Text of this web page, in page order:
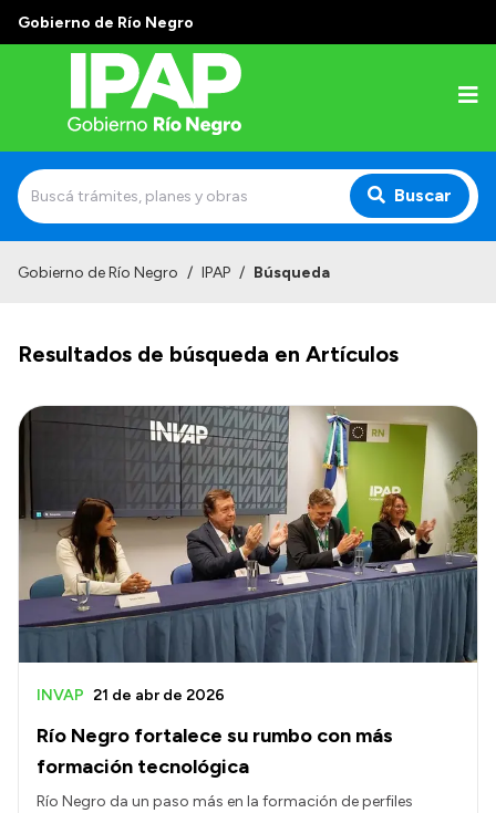
Gobierno de Río Negro
Buscar
El IPAP
Autoridades
Docentes y Capacitadores
Delegaciones
Normativa
Accesos directos
SIU GUARANÍ
TECNICATURAS
CAPACITACIONES
Gobierno de Río Negro / IPAP / Búsqueda
Resultados de búsqueda en Artículos
Río Negro fortalece su rumbo con más
formación tecnológica
INVAP 21 de abr de 2026
Río Negro da un paso más en la formación de perfiles